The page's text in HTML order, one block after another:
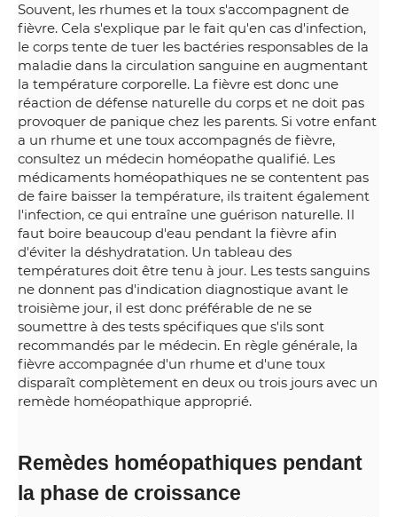
Souvent, les rhumes et la toux s'accompagnent de
fièvre. Cela s'explique par le fait qu'en cas d'infection,
le corps tente de tuer les bactéries responsables de la
maladie dans la circulation sanguine en augmentant
la température corporelle. La fièvre est donc une
réaction de défense naturelle du corps et ne doit pas
provoquer de panique chez les parents. Si votre enfant
a un rhume et une toux accompagnés de fièvre,
consultez un médecin homéopathe qualifié. Les
médicaments homéopathiques ne se contentent pas
de faire baisser la température, ils traitent également
l'infection, ce qui entraîne une guérison naturelle. Il
faut boire beaucoup d'eau pendant la fièvre afin
d'éviter la déshydratation. Un tableau des
températures doit être tenu à jour. Les tests sanguins
ne donnent pas d'indication diagnostique avant le
troisième jour, il est donc préférable de ne se
soumettre à des tests spécifiques que s'ils sont
recommandés par le médecin. En règle générale, la
fièvre accompagnée d'un rhume et d'une toux
disparaît complètement en deux ou trois jours avec un
remède homéopathique approprié.
Remèdes homéopathiques pendant
la phase de croissance